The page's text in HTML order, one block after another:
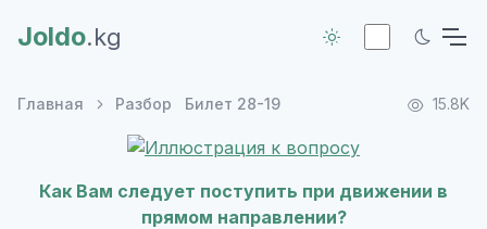
Joldo.kg
Главная Разбор Билет 28-19 15.8K
Как Вам следует поступить при движении в
прямом направлении?